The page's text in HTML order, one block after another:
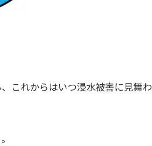
これからはいつ浸水被害に見舞わ